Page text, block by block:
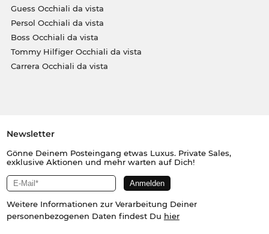
Guess Occhiali da vista
Persol Occhiali da vista
Boss Occhiali da vista
Tommy Hilfiger Occhiali da vista
Carrera Occhiali da vista
Newsletter
Gönne Deinem Posteingang etwas Luxus. Private Sales,
exklusive Aktionen und mehr warten auf Dich!
Weitere Informationen zur Verarbeitung Deiner
personenbezogenen Daten findest Du hier